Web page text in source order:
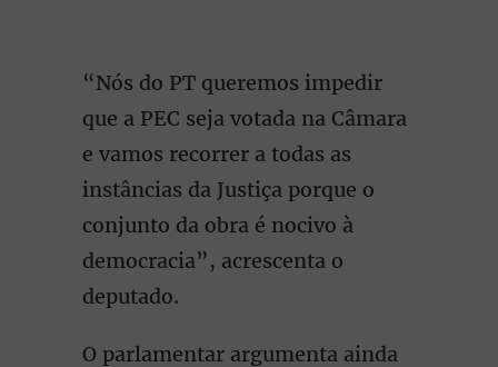
“Nós do PT queremos impedir
que a PEC seja votada na Câmara
e vamos recorrer a todas as
instâncias da Justiça porque o
conjunto da obra é nocivo à
democracia”, acrescenta o
deputado.
O parlamentar argumenta ainda